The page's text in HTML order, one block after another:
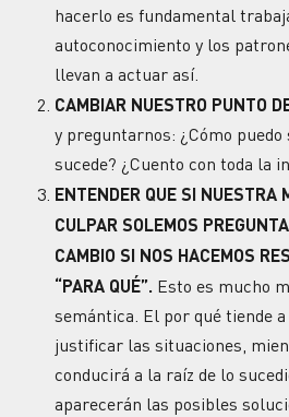
hacerlo es fundamental
autoconocimiento y los
llevan a actuar así.
CAMBIAR NUESTRO PUNTO
y preguntarnos: ¿Cómo
sucede? ¿Cuento con toda la
ENTENDER QUE SI NUESTRA
CULPAR SOLEMOS
CAMBIO SI NOS HACEMOS
“PARA QUÉ”. Esto es mucho
semántica. El por qué tiende
justificar las situaciones,
conducirá a la raíz de lo
aparecerán las posibles